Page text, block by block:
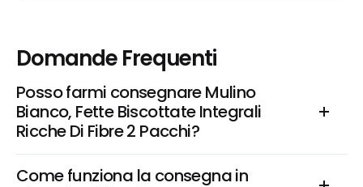
Domande Frequenti
Posso farmi consegnare Mulino
Bianco, Fette Biscottate Integrali
Ricche Di Fibre 2 Pacchi?
Come funziona la consegna in